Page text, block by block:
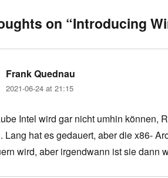
on “Introducing
Frank Quednau
2021-06-24 at 21:15
Intel wird gar nicht umhin können,
Lang hat es gedauert, aber die x86-
wird, aber irgendwann ist sie dann